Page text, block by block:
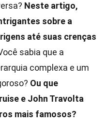
Neste artigo,
sobre a
até suas crenças
sabia que a
complexa e um
Ou que
e John Travolta
mais famosos?